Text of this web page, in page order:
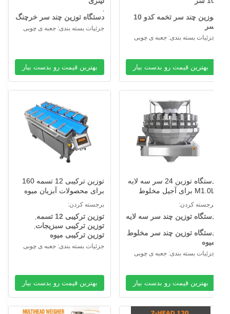
توزین چند سر تخمه کدو 10
بسته بندی: جعبه ی چوبی
بهترین قیمت رو بدست بیار
دستگاه توزین چند سر خرچنگ
جزئیات بسته بندی: جعبه ی چوبی
بهترین قیمت رو بدست بیار
دستگاه توزین 24 سر سه لایه
M1.0L برای آجیل مخلوط
کردن:
توزین چند سر سه لایه
توزین چند سر مخلوط
بسته بندی: جعبه ی چوبی
بهترین قیمت رو بدست بیار
توزین ترکیبی 12 تسمه 160
برای محصولات آبزیان میوه
برجسته کردن:
توزین ترکیبی 12 تسمه ,
توزین ترکیبی سبزیجات ,
توزین ترکیبی میوه
جزئیات بسته بندی: جعبه ی چوبی
بهترین قیمت رو بدست بیار